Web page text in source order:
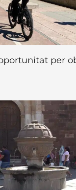
oportunitat per